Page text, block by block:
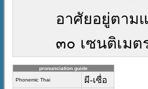
อาศัยอยู่ตาม
๓๐ เซนติเมต
pronunciation guide
Phonemic Thai ผี-เซื่อ